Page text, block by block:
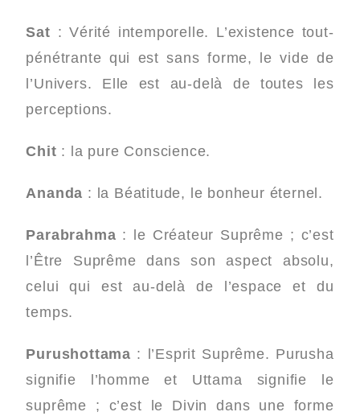
Sat : Vérité intemporelle. L’existence tout-
pénétrante qui est sans forme, le vide de
l’Univers. Elle est au-delà de toutes les
perceptions.
Chit : la pure Conscience.
Ananda : la Béatitude, le bonheur éternel.
Parabrahma : le Créateur Suprême ; c’est
l’Être Suprême dans son aspect absolu,
celui qui est au-delà de l’espace et du
temps.
Purushottama : l’Esprit Suprême. Purusha
signifie l’homme et Uttama signifie le
suprême ; c’est le Divin dans une forme